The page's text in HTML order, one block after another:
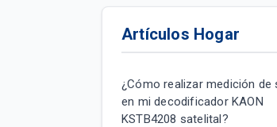
Artículos Hogar
¿Cómo realizar medición de
en mi decodificador KAON
KSTB4208 satelital?